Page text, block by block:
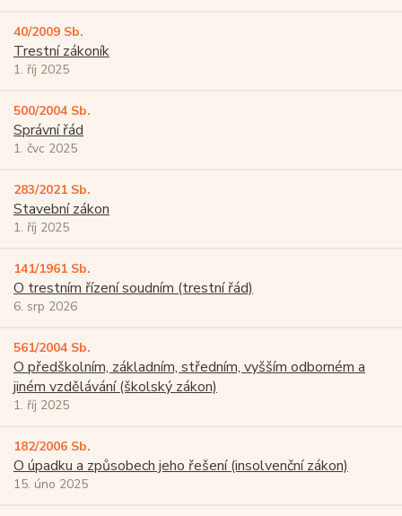
40/2009 Sb.
Trestní zákoník
1. říj 2025
500/2004 Sb.
Správní řád
1. čvc 2025
283/2021 Sb.
Stavební zákon
1. říj 2025
141/1961 Sb.
O trestním řízení soudním (trestní řád)
6. srp 2026
561/2004 Sb.
O předškolním, základním, středním, vyšším odborném a
jiném vzdělávání (školský zákon)
1. říj 2025
182/2006 Sb.
O úpadku a způsobech jeho řešení (insolvenční zákon)
15. úno 2025